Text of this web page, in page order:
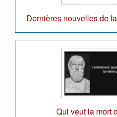
Dernières nouvelles de
Qui veut la mort